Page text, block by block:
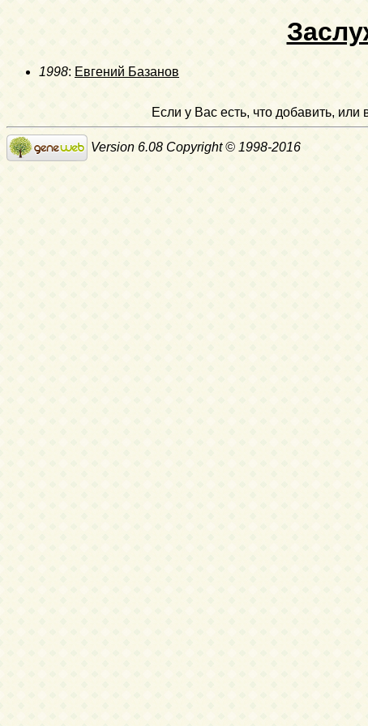
1998: Евгений Базанов
Если у Вас есть, что добавить,
Version 6.08 Copyright © 1998-2016